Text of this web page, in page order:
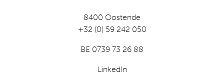
8400 Oostende
+32 (0) 59 242 050
BE 0739 73 26 88
LinkedIn